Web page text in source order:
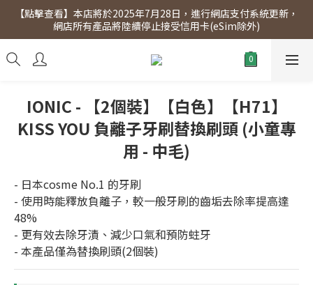
【點擊查看】會員專享 星期三全單95折!!!（優惠期至2026年12月
31日）。滿$300即免運費。
【點擊查看】本店將於2025年7月28日，進行網店支付系統更新，
網店所有產品將陸續停止接受信用卡(eSim除外)
【點擊查看】會員專享 星期三全單95折!!!（優惠期至2026年12月
31日）。滿$300即免運費。
IONIC - 【2個裝】【白色】【H71】
KISS YOU 負離子牙刷替換刷頭 (小童專
用 - 中毛)
- 日本cosme No.1 的牙刷
- 使用時能釋放負離子，較一般牙刷的齒垢去除率提高達
48%
- 更有效去除牙漬、減少口氣和預防蛀牙
- 本產品僅為替換刷頭(2個裝)